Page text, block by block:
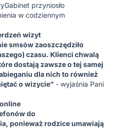
przyniosło
w codziennym
wizyt
smsów zaoszczędziło
czasu. Klienci chwalą
dostają zawsze o tej samej
dla nich to również
o wizycie” - wyjaśnia Pani
do
ponieważ rodzice umawiają